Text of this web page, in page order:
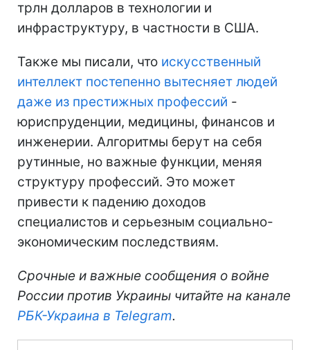
трлн долларов в технологии и
инфраструктуру, в частности в США.
Также мы писали, что искусственный
интеллект постепенно вытесняет людей
даже из престижных профессий -
юриспруденции, медицины, финансов и
инженерии. Алгоритмы берут на себя
рутинные, но важные функции, меняя
структуру профессий. Это может
привести к падению доходов
специалистов и серьезным социально-
экономическим последствиям.
Срочные и важные сообщения о войне
России против Украины читайте на канале
РБК-Украина в Telegram.